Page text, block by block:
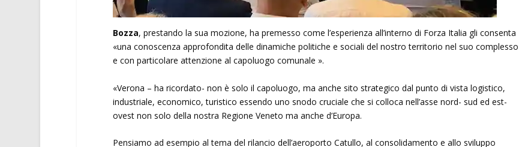
Bozza, prestando la sua mozione, ha premesso come l’esperienza all’interno di Forza Italia gli consenta
«una conoscenza approfondita delle dinamiche politiche e sociali del nostro territorio nel suo complesso
e con particolare attenzione al capoluogo comunale ».
«Verona – ha ricordato- non è solo il capoluogo, ma anche sito strategico dal punto di vista logistico,
industriale, economico, turistico essendo uno snodo cruciale che si colloca nell’asse nord- sud ed est-
ovest non solo della nostra Regione Veneto ma anche d’Europa.
Pensiamo ad esempio al tema del rilancio dell’aeroporto Catullo, al consolidamento e allo sviluppo